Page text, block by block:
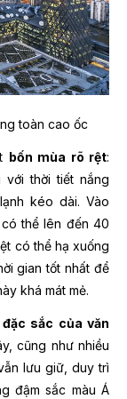
toàn cao ốc
bốn mùa rõ rệt:
với thời tiết nắng
kéo dài. Vào
thể lên đến 40
có thể hạ xuống
gian tốt nhất để
khá mát mẻ.
sắc của văn
cũng như nhiều
lưu giữ, duy trì
đậm sắc màu Á